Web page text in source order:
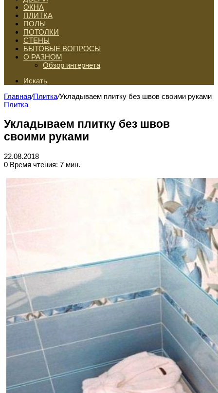
ОКНА
ПЛИТКА
ПОЛЫ
ПОТОЛКИ
СТЕНЫ
БЫТОВЫЕ ВОПРОСЫ
О РАЗНОМ
Обзор интернета
Искать
Главная/Плитка/Укладываем плитку без швов своими руками
Плитка
Укладываем плитку без швов
своими руками
22.08.2018
0 Время чтения: 7 мин.